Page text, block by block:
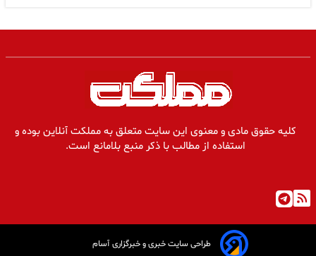
کلیه حقوق مادی و معنوی این سایت متعلق به مملکت آنلاین بوده و
استفاده از مطالب با ذکر منبع بلامانع است.
طراحی سایت خبری و خبرگزاری آسام